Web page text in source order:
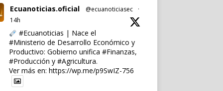
Ecuanoticias.oficial @ecuanoticiasec
·
14h
#Ecuanoticias | Nace el
#Ministerio de Desarrollo Económico y
Productivo: Gobierno unifica #Finanzas,
#Producción y #Agricultura.
Ver más en: https://wp.me/p9SwIZ-756